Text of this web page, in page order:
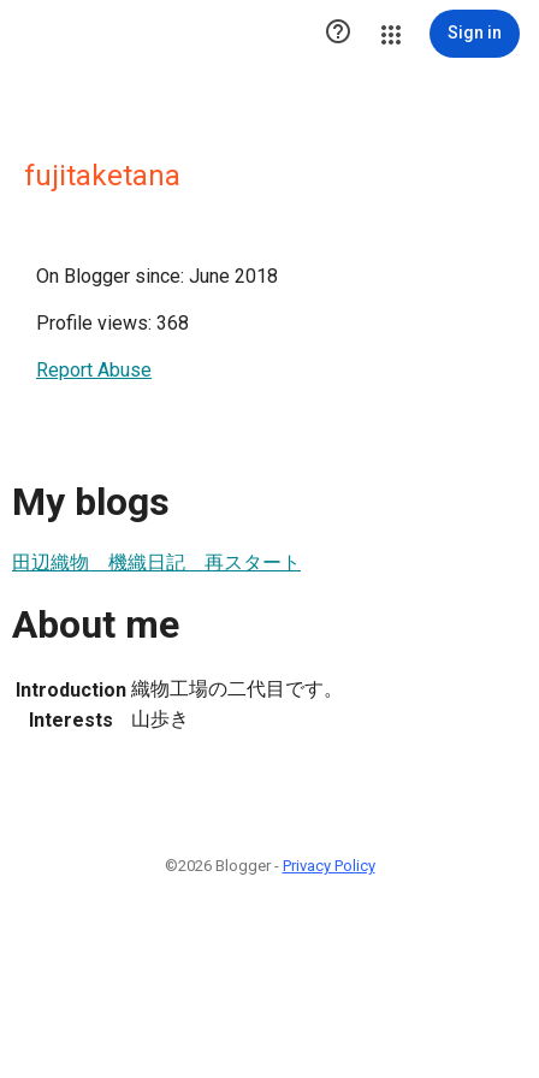
 Sign in
fujitaketana
On Blogger since: June 2018
Profile views: 368
Report Abuse
My blogs
田辺織物 機織日記 再スタート
About me
Introduction 織物工場の二代目です。
Interests
山歩き
©2026 Blogger - Privacy Policy